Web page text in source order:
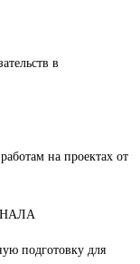
в
на проектах от
подготовку для